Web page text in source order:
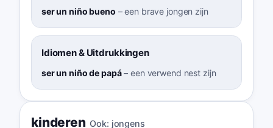
ser un niño bueno –een brave jongen zijn
Idiomen & Uitdrukkingen
ser un niño de papá–een verwend nest zijn
kinderen Ook: jongens